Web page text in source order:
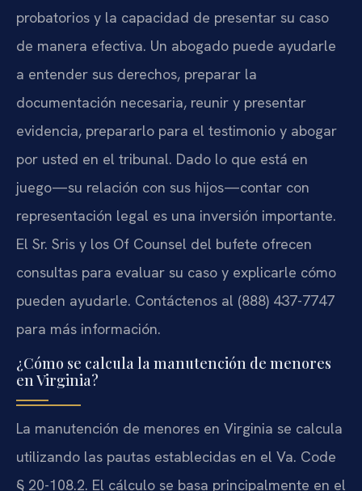
probatorios y la capacidad de presentar su caso
de manera efectiva. Un abogado puede ayudarle
a entender sus derechos, preparar la
documentación necesaria, reunir y presentar
evidencia, prepararlo para el testimonio y abogar
por usted en el tribunal. Dado lo que está en
juego—su relación con sus hijos—contar con
representación legal es una inversión importante.
El Sr. Sris y los Of Counsel del bufete ofrecen
consultas para evaluar su caso y explicarle cómo
pueden ayudarle. Contáctenos al (888) 437-7747
para más información.
¿Cómo se calcula la manutención de menores
en Virginia?
La manutención de menores en Virginia se calcula
utilizando las pautas establecidas en el Va. Code
§ 20-108.2. El cálculo se basa principalmente en el